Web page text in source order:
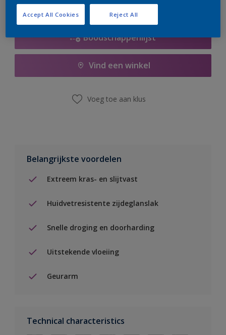
Boodschappenlijst
Vind een winkel
Voeg toe aan klus
Belangrijkste voordelen
Extreem kras- en slijtvast
Huidvetresistente zijdeglanslak
Snelle droging en doorharding
Uitstekende vloeiing
Geurarm
Technical characteristics
Reject All
Accept All Cookies